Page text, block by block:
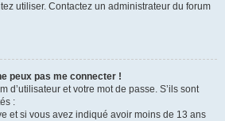
utiliser. Contactez un administrateur du forum
peux pas me connecter !
d’utilisateur et votre mot de passe. S’ils sont
:
et si vous avez indiqué avoir moins de 13 ans